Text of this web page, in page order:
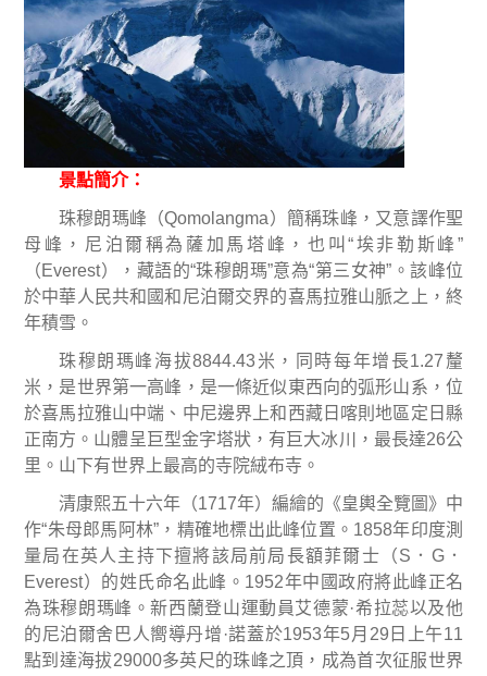
景點簡介：
珠穆朗瑪峰（Qomolangma）簡稱珠峰，又意譯作聖
母峰，尼泊爾稱為薩加馬塔峰，也叫“埃非勒斯峰”
（Everest），藏語的“珠穆朗瑪”意為“第三女神” 。該峰位
於中華人民共和國和尼泊爾交界的喜馬拉雅山脈之上，終
年積雪。
珠穆朗瑪峰海拔8844.43 米，同時每年增長1.27 釐
米，是世界第一高峰，是一條近似東西向的弧形山系，位
於喜馬拉雅山中端、中尼邊界上和西藏日喀則地區定日縣
正南方。山體呈巨型金字塔狀，有巨大冰川，最長達26公
里。山下有世界上最高的寺院絨布寺。
清康熙五十六年（1717年）編繪的《皇輿全覽圖》中
作“朱母郎馬阿林” ，精確地標出此峰位置。 1858年印度測
量局在英人主持下擅將該局前局長額菲爾士（S ． G．
Everest）的姓氏命名此峰。 1952年中國政府將此峰正名
為珠穆朗瑪峰。新西蘭登山運動員艾德蒙·希拉蕊以及他
的尼泊爾舍巴人嚮導丹增 ·諾蓋於1953年5月 29 日上午11
點到達海拔29000多英尺的珠峰之頂，成為首次征服世界